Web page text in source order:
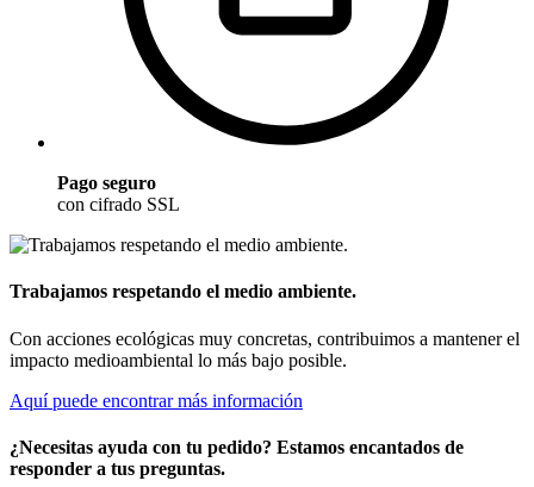
Pago seguro
con cifrado SSL
Trabajamos respetando el medio ambiente.
Con acciones ecológicas muy concretas, contribuimos a mantener el
impacto medioambiental lo más bajo posible.
Aquí puede encontrar más información
¿Necesitas ayuda con tu pedido? Estamos encantados de
responder a tus preguntas.